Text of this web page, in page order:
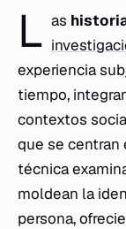
L as
experiencia
tiempo,
contextos
que se centran
técnica
moldean la
persona,